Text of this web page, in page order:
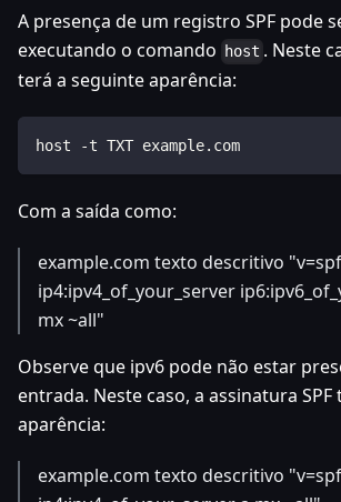
A presença de um registro SPF pode
executando o comando
host . Neste
terá a seguinte aparência:
host -t TXT example.com
Com a saída como:
example.com texto descritivo
ip4:ipv4_of_your_server ip6
mx ~all"
Observe que ipv6 pode não estar
entrada. Neste caso, a assinatura
aparência:
example.com texto descritivo